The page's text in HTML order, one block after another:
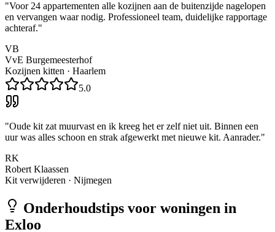
"Voor 24 appartementen alle kozijnen aan de buitenzijde nagelopen
en vervangen waar nodig. Professioneel team, duidelijke rapportage
achteraf."
VB
VvE Burgemeesterhof
Kozijnen kitten · Haarlem
5.0
"Oude kit zat muurvast en ik kreeg het er zelf niet uit. Binnen een
uur was alles schoon en strak afgewerkt met nieuwe kit. Aanrader."
RK
Robert Klaassen
Kit verwijderen · Nijmegen
Onderhoudstips voor woningen in
Exloo